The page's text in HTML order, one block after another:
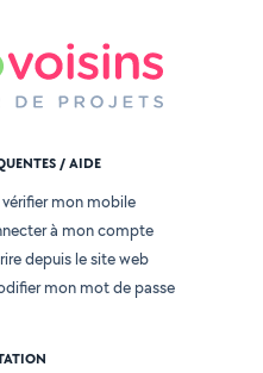
/ AIDE
vérifier mon mobile
à mon compte
depuis le site web
mon mot de passe